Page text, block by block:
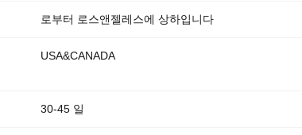
로부터 로스앤젤레스에 상하입니다
USA&CANADA
30-45 일